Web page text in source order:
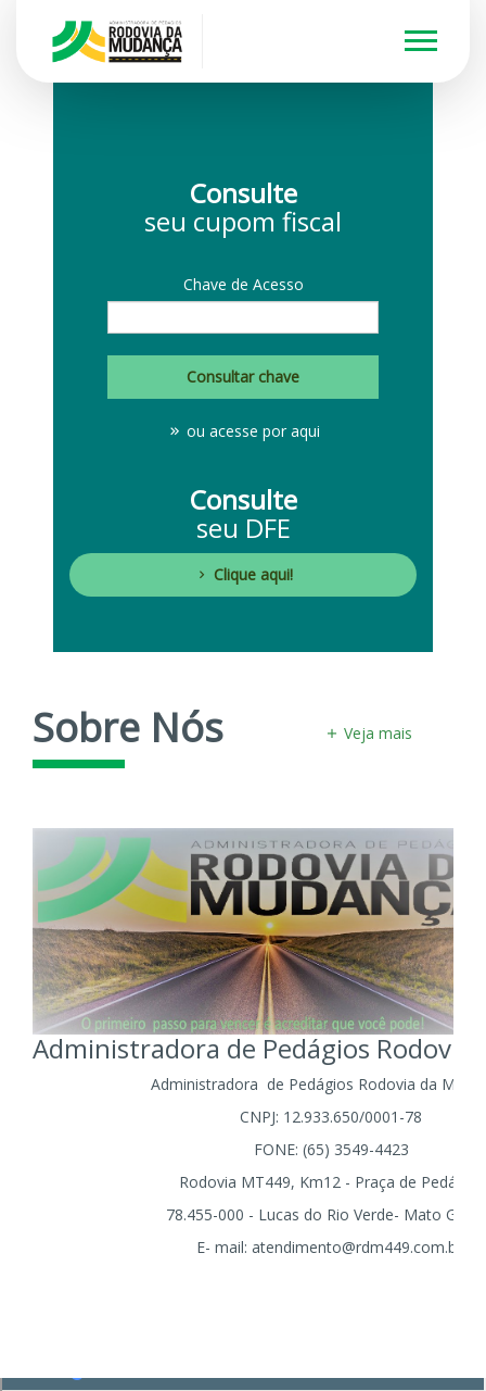
Consulte
seu cupom fiscal
Chave de Acesso
Consultar chave
ou acesse por aqui
Consulte
seu DFE
Clique aqui!
Veja mais
Sobre Nós
Administradora de Pedágios Rodovia
Administradora de Pedágios Rodovia da
CNPJ: 12.933.650/0001-78
FONE: (65) 3549-4423
Rodovia MT449, Km12 - Praça de Pedágio
78.455-000 - Lucas do Rio Verde- Mato
E- mail: atendimento@rdm449.com.br